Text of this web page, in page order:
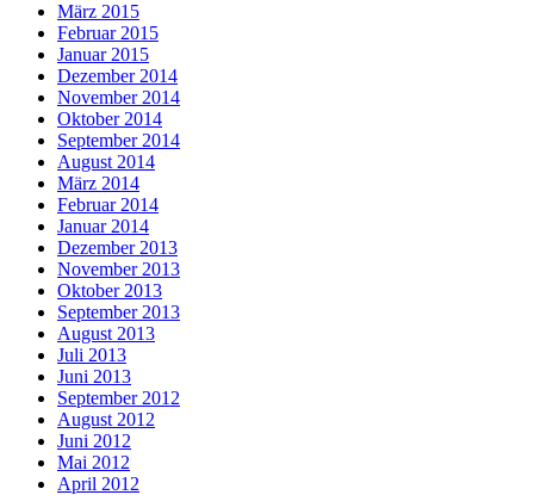
März 2015
Februar 2015
Januar 2015
Dezember 2014
November 2014
Oktober 2014
September 2014
August 2014
März 2014
Februar 2014
Januar 2014
Dezember 2013
November 2013
Oktober 2013
September 2013
August 2013
Juli 2013
Juni 2013
September 2012
August 2012
Juni 2012
Mai 2012
April 2012